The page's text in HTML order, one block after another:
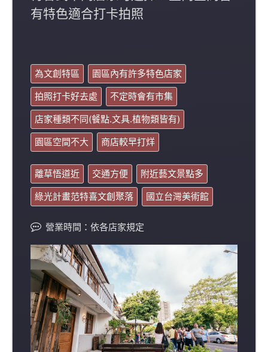
有特色適合打卡拍照
為文創特區
園區內有許多特色店家
拍照打卡好去處
不定時會有市集
店家種類不同(餐點.文具.植物類皆有)
園區空間不大
商店較早打烊
離草悟道近 交通方便
附近藝文景點多
綠光計畫范特喜文創聚落
國立台灣美術館
營業時間：依各店家規定